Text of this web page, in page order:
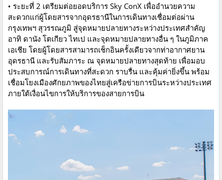
• ระยะที่ 2 เตรียมต่อยอดบริการ Sky ConX เพื่ออำนวยความ
สะดวกแก่ผู้โดยสารจากอุดรธานีในการเดินทางเชื่อมต่อผ่าน
กรุงเทพฯ สุวรรณภูมิ สู่จุดหมายปลายทางระหว่างประเทศสำคัญ
อาทิ ดานัง โตเกียว ไทเป และจุดหมายปลายทางอื่น ๆ ในภูมิภาค
เอเชีย โดยผู้โดยสารสามารถเช็กอินครั้งเดียวจากท่าอากาศยาน
อุดรธานี และรับสัมภาระ ณ จุดหมายปลายทางสุดท้าย เพื่อมอบ
ประสบการณ์การเดินทางที่สะดวก ราบรื่น และคุ้มค่ายิ่งขึ้น พร้อม
เชื่อมโยงเมืองศักยภาพของไทยสู่เครือข่ายการบินระหว่างประเทศ
ภายใต้เงื่อนไขการให้บริการของสายการบิน